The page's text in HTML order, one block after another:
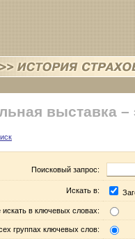
выставка –
Поисковый запрос:
Искать в:
искать в ключевых словах:
группах ключевых слов: